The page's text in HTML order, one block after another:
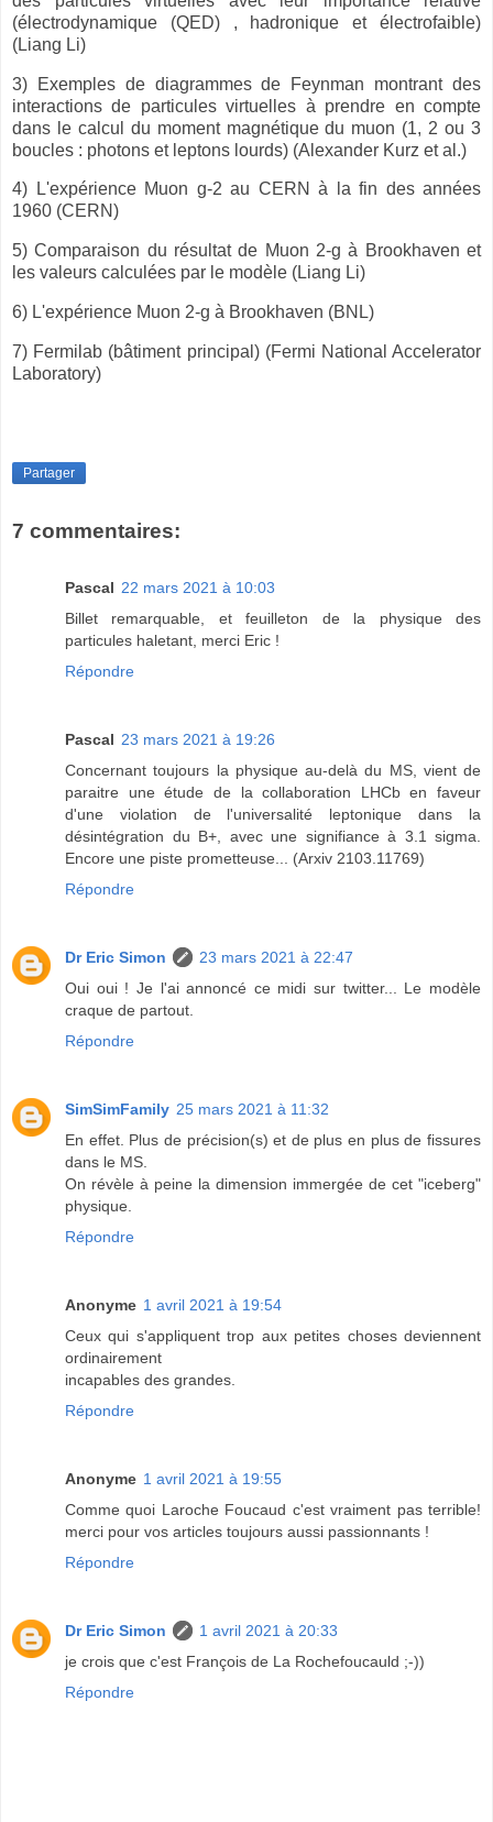
(électrodynamique (QED) , hadronique et électrofaible)
(Liang Li)
3) Exemples de diagrammes de Feynman montrant des
interactions de particules virtuelles à prendre en compte
dans le calcul du moment magnétique du muon (1, 2 ou 3
boucles : photons et leptons lourds) (Alexander Kurz et al.)
4) L'expérience Muon g-2 au CERN à la fin des années
1960 (CERN)
5) Comparaison du résultat de Muon 2-g à Brookhaven et
les valeurs calculées par le modèle (Liang Li)
6) L'expérience Muon 2-g à Brookhaven (BNL)
7) Fermilab (bâtiment principal) (Fermi National Accelerator
Laboratory)
Partager
7 commentaires:
Pascal 22 mars 2021 à 10:03
Billet remarquable, et feuilleton de la physique des
particules haletant, merci Eric !
Répondre
Pascal 23 mars 2021 à 19:26
Concernant toujours la physique au-delà du MS, vient de
paraitre une étude de la collaboration LHCb en faveur
d'une violation de l'universalité leptonique dans la
désintégration du B+, avec une signifiance à 3.1 sigma.
Encore une piste prometteuse... (Arxiv 2103.11769)
Répondre
Dr Eric Simon
23 mars 2021 à 22:47
Oui oui ! Je l'ai annoncé ce midi sur twitter... Le modèle
craque de partout.
Répondre
SimSimFamily 25 mars 2021 à 11:32
En effet. Plus de précision(s) et de plus en plus de fissures
dans le MS.
On révèle à peine la dimension immergée de cet "iceberg"
physique.
Répondre
Anonyme 1 avril 2021 à 19:54
Ceux qui s'appliquent trop aux petites choses deviennent
ordinairement
incapables des grandes.
Répondre
Anonyme 1 avril 2021 à 19:55
Comme quoi Laroche Foucaud c'est vraiment pas terrible!
merci pour vos articles toujours aussi passionnants !
Répondre
Dr Eric Simon
1 avril 2021 à 20:33
je crois que c'est François de La Rochefoucauld ;-))
Répondre